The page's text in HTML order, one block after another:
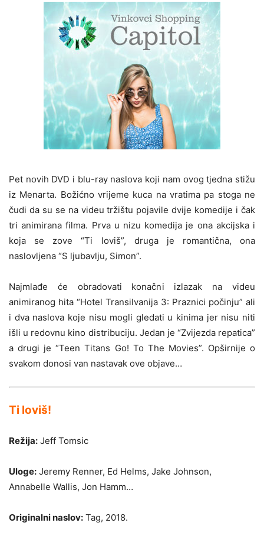
Pet novih DVD i blu-ray naslova koji nam ovog tjedna stižu
iz Menarta. Božićno vrijeme kuca na vratima pa stoga ne
čudi da su se na videu tržištu pojavile dvije komedije i čak
tri animirana filma. Prva u nizu komedija je ona akcijska i
koja se zove “Ti loviš”, druga je romantična, ona
naslovljena “S ljubavlju, Simon”.
Najmlađe će obradovati konačni izlazak na videu
animiranog hita “Hotel Transilvanija 3: Praznici počinju” ali
i dva naslova koje nisu mogli gledati u kinima jer nisu niti
išli u redovnu kino distribuciju. Jedan je “Zvijezda repatica”
a drugi je “Teen Titans Go! To The Movies”. Opširnije o
svakom donosi van nastavak ove objave…
Ti loviš!
Režija: Jeff Tomsic
Uloge: Jeremy Renner, Ed Helms, Jake Johnson,
Annabelle Wallis, Jon Hamm…
Originalni naslov: Tag, 2018.